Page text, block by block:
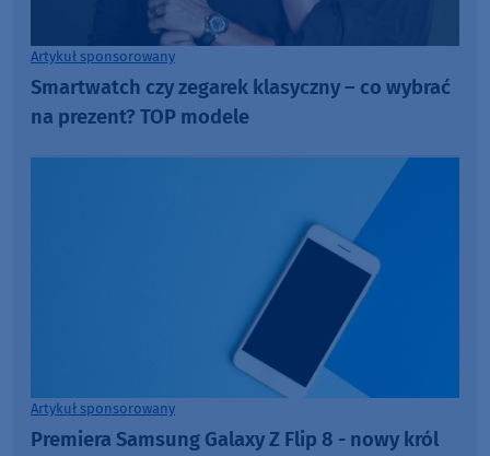
Artykuł sponsorowany
Smartwatch czy zegarek klasyczny – co wybrać
na prezent? TOP modele
Artykuł sponsorowany
Premiera Samsung Galaxy Z Flip 8 - nowy król